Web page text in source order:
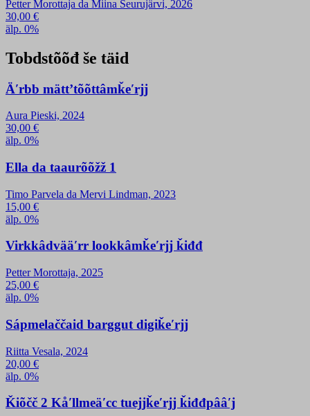
Petter Morottaja da Miina Seurujärvi, 2026
30,00 €
älp. 0%
Tobdstõõđ še täid
Äʹrbb mättʼtõõttâmǩeʹrjj
Aura Pieski, 2024
30,00 €
älp. 0%
Ella da taaurõõžž 1
Timo Parvela da Mervi Lindman, 2023
15,00 €
älp. 0%
Virkkâdvääʹrr lookkâmǩeʹrjj ǩiđđ
Petter Morottaja, 2025
25,00 €
älp. 0%
Sápmelaččaid barggut digiǩeʹrjj
Riitta Vesala, 2024
20,00 €
älp. 0%
Ǩiõčč 2 Kåʹllmeäʹcc tuejjǩeʹrjj ǩiđđpââʹj